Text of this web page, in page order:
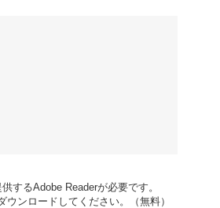
するAdobe Readerが必要です。
ンロードしてください。（無料）